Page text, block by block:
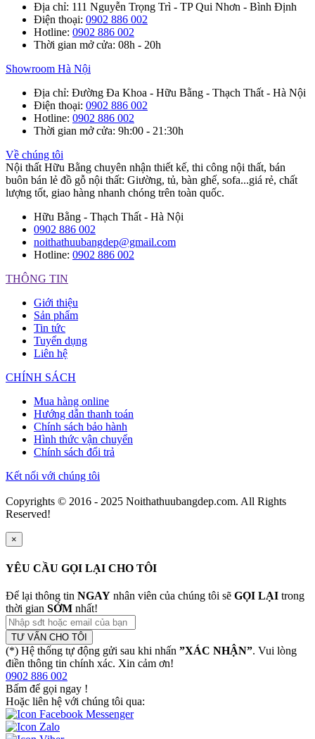
Địa chỉ: 111 Nguyễn Trọng Trì - TP Qui Nhơn - Bình Định
Điện thoại: 0902 886 002
Hotline: 0902 886 002
Thời gian mở cửa: 08h - 20h
Showroom Hà Nội
Địa chỉ: Đường Đa Khoa - Hữu Bằng - Thạch Thất - Hà Nội
Điện thoại: 0902 886 002
Hotline: 0902 886 002
Thời gian mở cửa: 9h:00 - 21:30h
Về chúng tôi
Nội thất Hữu Bằng chuyên nhận thiết kế, thi công nội thất, bán
buôn bán lẻ đồ gỗ nội thất: Giường, tủ, bàn ghế, sofa...giá rẻ, chất
lượng tốt, giao hàng nhanh chóng trên toàn quốc.
Hữu Bằng - Thạch Thất - Hà Nội
0902 886 002
noithathuubangdep@gmail.com
Hotline: 0902 886 002
THÔNG TIN
Giới thiệu
Sản phẩm
Tin tức
Tuyển dụng
Liên hệ
CHÍNH SÁCH
Mua hàng online
Hướng dẫn thanh toán
Chính sách bảo hành
Hình thức vận chuyển
Chính sách đổi trả
Kết nối với chúng tôi
Copyrights © 2016 - 2025 Noithathuubangdep.com. All Rights
Reserved!
×
YÊU CẦU GỌI LẠI CHO TÔI
Để lại thông tin NGAY nhân viên của chúng tôi sẽ GỌI LẠI trong
thời gian SỚM nhất!
TƯ VẤN CHO TÔI
(*) Hệ thống tự động gửi sau khi nhấn ”XÁC NHẬN”. Vui lòng
điền thông tin chính xác. Xin cảm ơn!
0902 886 002
Bấm để gọi ngay !
Hoặc liên hệ với chúng tôi qua: